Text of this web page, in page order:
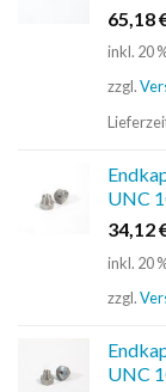
65,18
inkl. 20
zzgl.
UNC
34,12
inkl. 20
zzgl.
UNC